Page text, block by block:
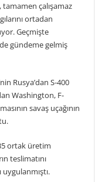
çalışamaz
ortadan
Geçmişte
gündeme gelmiş
Rusya’dan S-400
Washington, F-
savaş uçağının
ortak üretim
teslimatını
uygulanmıştı.